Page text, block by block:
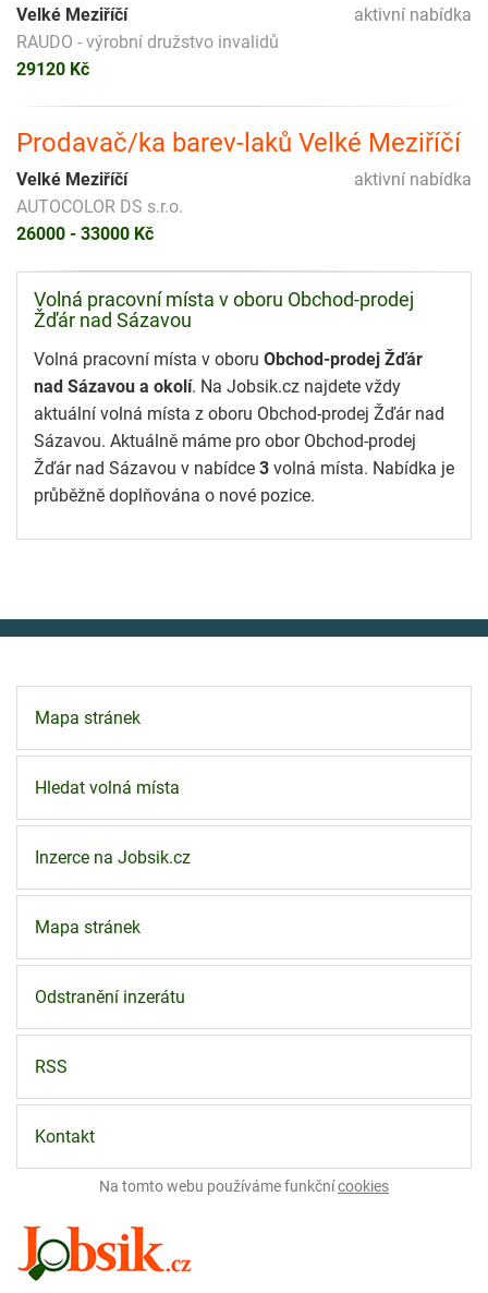
aktivní nabídka
Velké Meziříčí
RAUDO - výrobní družstvo invalidů
29120 Kč
Prodavač/ka barev-laků Velké Meziříčí
aktivní nabídka
Velké Meziříčí
AUTOCOLOR DS s.r.o.
26000 - 33000 Kč
Volná pracovní místa v oboru Obchod-prodej
Žďár nad Sázavou
Volná pracovní místa v oboru Obchod-prodej Žďár
nad Sázavou a okolí. Na Jobsik.cz najdete vždy
aktuální volná místa z oboru Obchod-prodej Žďár nad
Sázavou. Aktuálně máme pro obor Obchod-prodej
Žďár nad Sázavou v nabídce 3 volná místa. Nabídka je
průběžně doplňována o nové pozice.
Mapa stránek
Hledat volná místa
Inzerce na Jobsik.cz
Mapa stránek
Odstranění inzerátu
RSS
Kontakt
Na tomto webu používáme funkčnícookies